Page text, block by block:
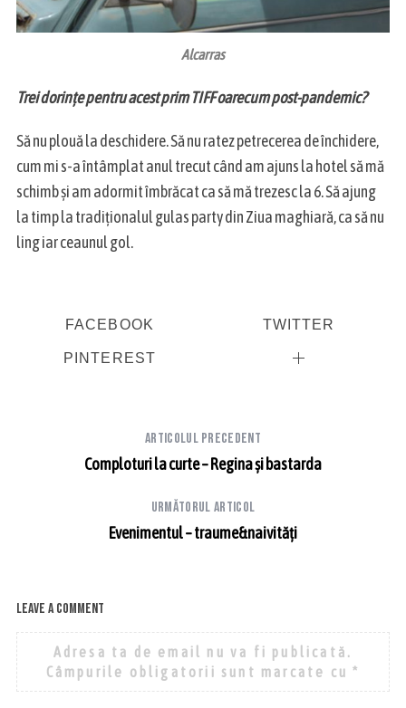
Alcarras
Trei dorințe pentru acest prim TIFF oarecum post-pandemic?
Să nu plouă la deschidere. Să nu ratez petrecerea de închidere,
cum mi s-a întâmplat anul trecut când am ajuns la hotel să mă
schimb și am adormit îmbrăcat ca să mă trezesc la 6. Să ajung
la timp la tradiționalul gulas party din Ziua maghiară, ca să nu
ling iar ceaunul gol.
FACEBOOK TWITTER
PINTEREST
Articolul precedent
Comploturi la curte – Regina și bastarda
Următorul articol
Evenimentul – traume&naivități
Leave a comment
Adresa ta de email nu va fi publicată.
Câmpurile obligatorii sunt marcate cu*